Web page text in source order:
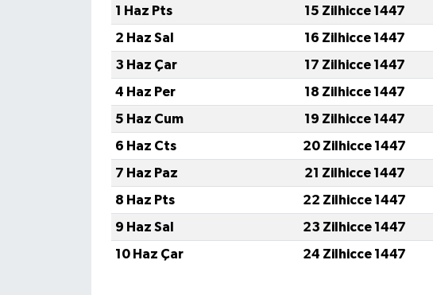
1 Haz Pts
15 Zilhicce 1447
2 Haz Sal
16 Zilhicce 1447
3 Haz Çar
17 Zilhicce 1447
4 Haz Per
18 Zilhicce 1447
5 Haz Cum
19 Zilhicce 1447
6 Haz Cts
20 Zilhicce 1447
7 Haz Paz
21 Zilhicce 1447
8 Haz Pts
22 Zilhicce 1447
9 Haz Sal
23 Zilhicce 1447
10 Haz Çar
24 Zilhicce 1447